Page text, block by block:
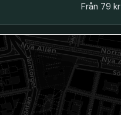
Från 79 kr